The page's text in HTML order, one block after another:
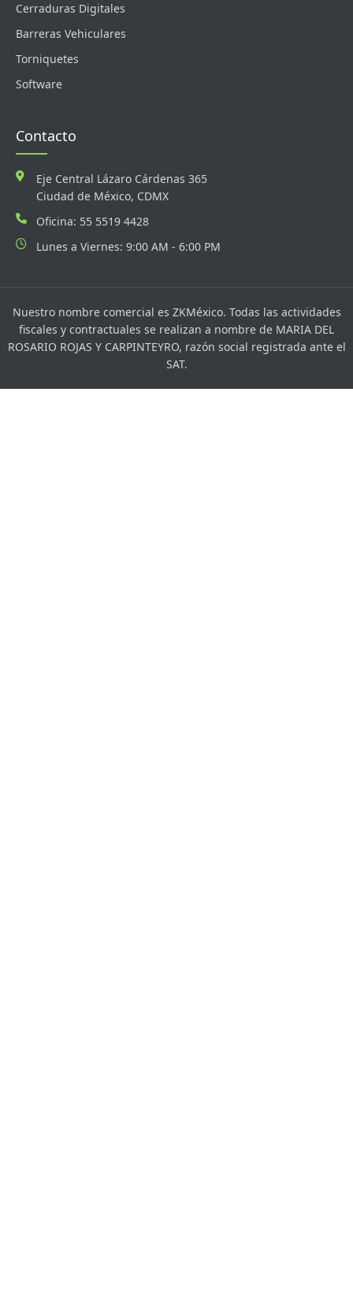
Cerraduras Digitales
Barreras Vehiculares
Torniquetes
Software
Contacto
Eje Central Lázaro Cárdenas 365
Ciudad de México, CDMX
Oficina: 55 5519 4428
Lunes a Viernes: 9:00 AM - 6:00 PM
Nuestro nombre comercial es ZKMéxico. Todas las actividades
fiscales y contractuales se realizan a nombre de MARIA DEL
ROSARIO ROJAS Y CARPINTEYRO, razón social registrada ante el
SAT.